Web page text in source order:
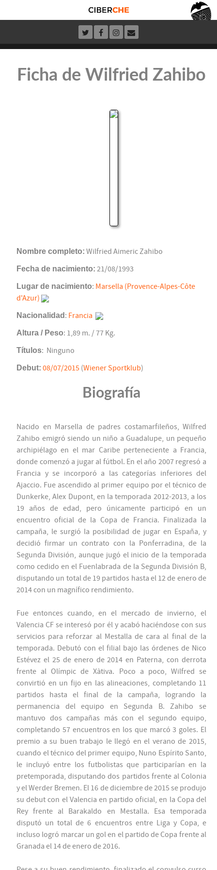
Ficha de Wilfried Zahibo
Nombre completo: Wilfried Aimeric Zahibo
Fecha de nacimiento: 21/08/1993
Lugar de nacimiento: Marsella (Provence-Alpes-Côte
d'Azur)
Nacionalidad : Francia
Altura / Peso: 1,89 m. / 77 Kg.
Títulos: Ninguno
Debut: 08/07/2015 (Wiener Sportklub)
Biografía
Nacido en Marsella de padres costamarfileños, Wilfred
Zahibo emigró siendo un niño a Guadalupe, un pequeño
archipiélago en el mar Caribe perteneciente a Francia,
donde comenzó a jugar al fútbol. En el año 2007 regresó a
Francia y se incorporó a las categorías inferiores del
Ajaccio. Fue ascendido al primer equipo por el técnico de
Dunkerke, Alex Dupont, en la temporada 2012-2013, a los
19 años de edad, pero únicamente participó en un
encuentro oficial de la Copa de Francia. Finalizada la
campaña, le surgió la posibilidad de jugar en España, y
decidió firmar un contrato con la Ponferradina, de la
Segunda División, aunque jugó el inicio de la temporada
como cedido en el Fuenlabrada de la Segunda División B,
disputando un total de 19 partidos hasta el 12 de enero de
2014 con un magnífico rendimiento.
Fue entonces cuando, en el mercado de invierno, el
Valencia CF se interesó por él y acabó haciéndose con sus
servicios para reforzar al Mestalla de cara al final de la
temporada. Debutó con el filial bajo las órdenes de Nico
Estévez el 25 de enero de 2014 en Paterna, con derrota
frente al Olímpic de Xàtiva. Poco a poco, Wilfred se
convirtió en un fijo en las alineaciones, completando 11
partidos hasta el final de la campaña, logrando la
permanencia del equipo en Segunda B. Zahibo se
mantuvo dos campañas más con el segundo equipo,
completando 57 encuentros en los que marcó 3 goles. El
premio a su buen trabajo le llegó en el verano de 2015,
cuando el técnico del primer equipo, Nuno Espírito Santo,
le incluyó entre los futbolistas que participarían en la
pretemporada, disputando dos partidos frente al Colonia
y el Werder Bremen. El 16 de diciembre de 2015 se produjo
su debut con el Valencia en partido oficial, en la Copa del
Rey frente al Barakaldo en Mestalla. Esa temporada
disputó un total de 6 encuentros entre Liga y Copa, e
incluso logró marcar un gol en el partido de Copa frente al
Granada el 14 de enero de 2016.